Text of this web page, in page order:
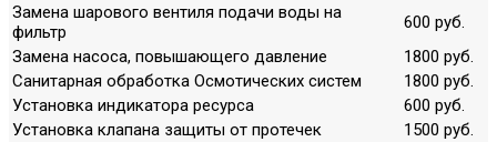
Замена шарового вентиля подачи воды на
фильтр
600 руб.
Замена насоса, повышающего давление
1800 руб.
Санитарная обработка Осмотических систем
1800 руб.
Установка индикатора ресурса
600 руб.
Установка клапана защиты от протечек
1500 руб.